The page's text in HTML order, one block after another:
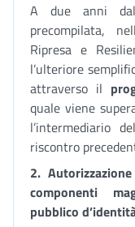
A due anni
precompilata,
Ripresa e
l’ulteriore
attraverso il
quale viene
l’intermediario
riscontro
2.
componenti
pubblico